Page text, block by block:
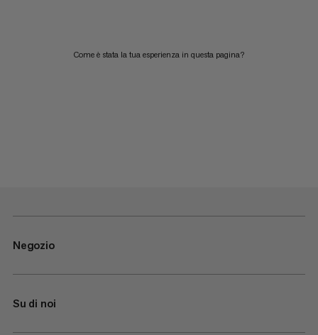
Come è stata la tua esperienza in questa pagina?
Negozio
Su di noi